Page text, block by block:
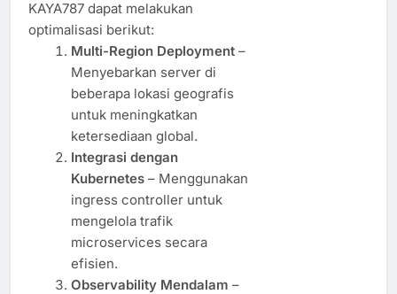
KAYA787 dapat melakukan
optimalisasi berikut:
Multi-Region Deployment–
Menyebarkan server di
beberapa lokasi geografis
untuk meningkatkan
ketersediaan global.
Integrasi dengan
Kubernetes– Menggunakan
ingress controller untuk
mengelola trafik
microservices secara
efisien.
Observability Mendalam –